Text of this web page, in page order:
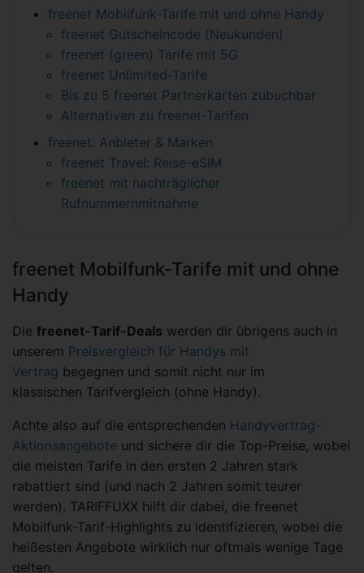
freenet Mobilfunk-Tarife mit und ohne Handy
freenet Gutscheincode (Neukunden)
freenet (green) Tarife mit 5G
freenet Unlimited-Tarife
Bis zu 5 freenet Partnerkarten zubuchbar
Alternativen zu freenet-Tarifen
freenet: Anbieter & Marken
freenet Travel: Reise-eSIM
freenet mit nachträglicher
Rufnummernmitnahme
freenet Mobilfunk-Tarife mit und ohne
Handy
Die freenet-Tarif-Deals werden dir übrigens auch in
unserem Preisvergleich für Handys mit
Vertrag begegnen und somit nicht nur im
klassischen Tarifvergleich (ohne Handy).
Achte also auf die entsprechenden Handyvertrag-
Aktionsangebote und sichere dir die Top-Preise, wobei
die meisten Tarife in den ersten 2 Jahren stark
rabattiert sind (und nach 2 Jahren somit teurer
werden). TARIFFUXX hilft dir dabei, die freenet
Mobilfunk-Tarif-Highlights zu identifizieren, wobei die
heißesten Angebote wirklich nur oftmals wenige Tage
gelten.